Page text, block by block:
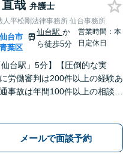
哉 弁護士
人平松剛法律事務所 仙台事務所
仙台市
葉区
仙台駅 か
ら徒歩5分
営業時間：本
日定休日
仙台駅」5分】【圧倒的な実
労働審判は200件以上の経験あ
事故は年間100件以上の相談対
あり】【中小企業診断士資格あ
東北大学法学研究科助教も経
メールで面談予約